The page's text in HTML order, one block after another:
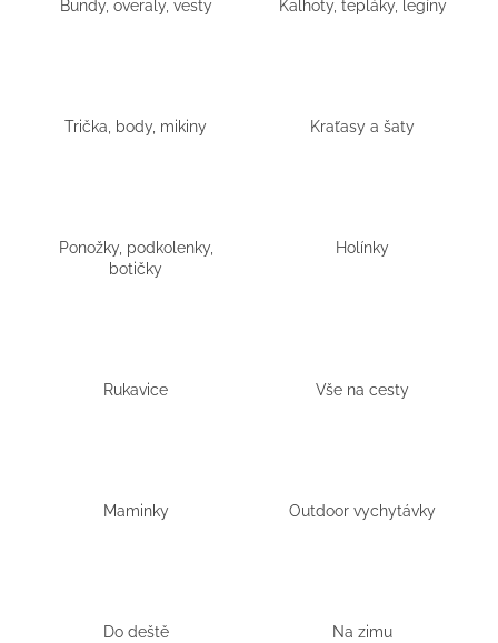
Bundy, overaly, vesty Kalhoty, tepláky, legíny
Trička, body, mikiny Kraťasy a šaty
Ponožky, podkolenky,
botičky
Holínky
Rukavice Vše na cesty
Maminky Outdoor vychytávky
Do deště Na zimu
HLEDAT